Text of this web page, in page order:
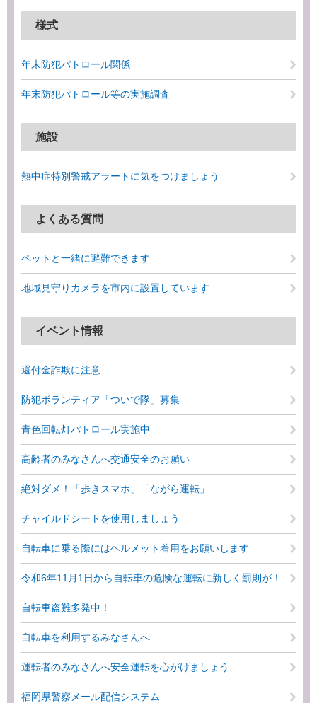
様式
年末防犯パトロール関係
年末防犯パトロール等の実施調査
施設
熱中症特別警戒アラートに気をつけましょう
よくある質問
ペットと一緒に避難できます
地域見守りカメラを市内に設置しています
イベント情報
還付金詐欺に注意
防犯ボランティア「ついで隊」募集
青色回転灯パトロール実施中
高齢者のみなさんへ交通安全のお願い
絶対ダメ！「歩きスマホ」「ながら運転」
チャイルドシートを使用しましょう
自転車に乗る際にはヘルメット着用をお願いします
令和6年11月1日から自転車の危険な運転に新しく罰則が！
自転車盗難多発中！
自転車を利用するみなさんへ
運転者のみなさんへ安全運転を心がけましょう
福岡県警察メール配信システム